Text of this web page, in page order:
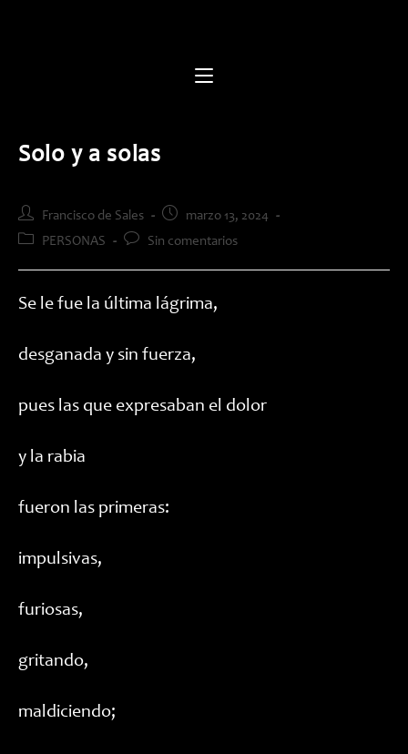
Solo y a solas
Autor
de
entrada:
Francisco de Sales
Publicación
entrada:
marzo 13, 2024
Categoría
entrada:
PERSONAS
Comentarios
entrada:
Sin comentarios
Se le fue la última lágrima,
desganada y sin fuerza,
pues las que expresaban el dolor
y la rabia
fueron las primeras:
impulsivas,
furiosas,
gritando,
maldiciendo;